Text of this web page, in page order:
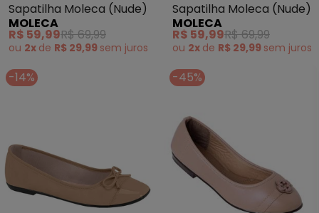
Sapatilha Moleca (Nude)
MOLECA
R$ 59,99R$ 69,99
ou 2x de R$ 29,99 sem juros
Sapatilha Moleca (Nude)
MOLECA
R$ 59,99R$ 69,99
ou 2x de R$ 29,99 sem juros
-14% -45%